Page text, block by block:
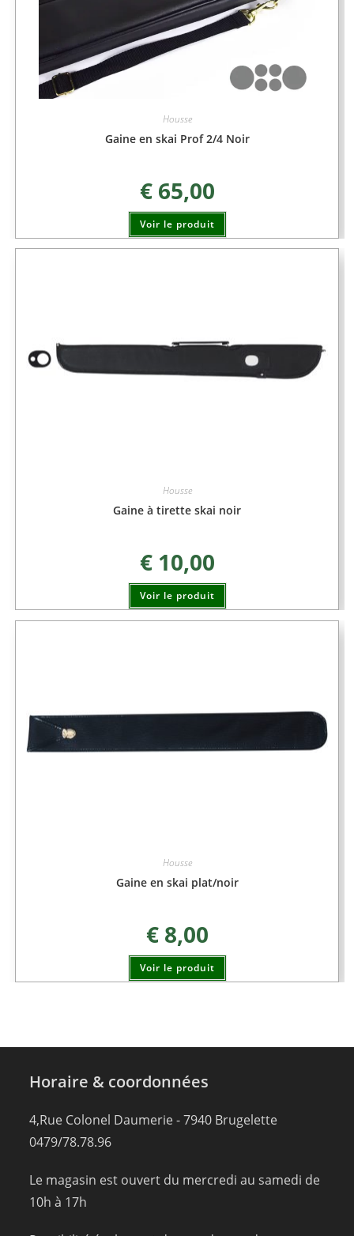
Housse
Gaine en skai Prof 2/4 Noir
€65,00
Voir le produit
Housse
Gaine à tirette skai noir
€10,00
Voir le produit
Housse
Gaine en skai plat/noir
€8,00
Voir le produit
Horaire & coordonnées
4,Rue Colonel Daumerie - 7940 Brugelette
0479/78.78.96
Le magasin est ouvert du mercredi au samedi de
10h à 17h